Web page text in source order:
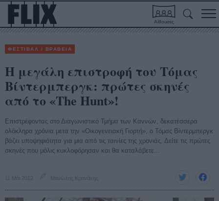
Αίθουσες
ΦΕΣΤΙΒΑΛ / ΒΡΑΒΕΙΑ
H μεγάλη επιστροφή του Τόμας
Βίντερμπεργκ: πρώτες σκηνές
από το «The Hunt»!
Επιστρέφοντας στο Διαγωνιστικό Τμήμα των Καννών, δεκατέσσερα
ολόκληρα χρόνια μετά την «Οικογενειακή Γιορτή», ο Τόμας Βίντερμπεργκ
βάζει υποψηφιότητα για μια από τις ταινίες της χρονιάς. Δείτε τις πρώτες
σκηνές που μόλις κυκλοφόρησαν και θα καταλάβετε...
11 Μάι 2012 Μανώλης Κρανάκης